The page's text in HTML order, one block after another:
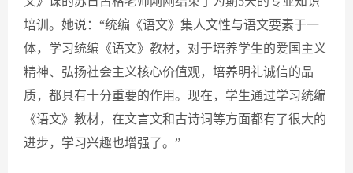
培训。她说：“统编《语文》集人文性与语文要素于一
体，学习统编《语文》教材，对于培养学生的爱国主义
精神、弘扬社会主义核心价值观，培养明礼诚信的品
质，都具有十分重要的作用。现在，学生通过学习统编
《语文》教材，在文言文和古诗词等方面都有了很大的
进步，学习兴趣也增强了。”